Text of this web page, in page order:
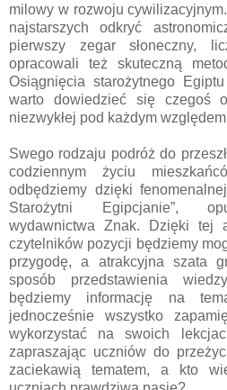
milowy w rozwoju
najstarszych odkryć
pierwszy zegar słoneczny,
opracowali też skuteczną
Osiągnięcia starożytnego
warto dowiedzieć się czegoś
niezwykłej pod każdym
Swego rodzaju podróż do
codziennym życiu
odbędziemy dzięki
Starożytni Egipcjanie”,
wydawnictwa Znak. Dzięki tej
czytelników pozycji będziemy
przygodę, a atrakcyjna szata
sposób przedstawienia
będziemy informację na
jednocześnie wszystko
wykorzystać na swoich
zapraszając uczniów do
zaciekawią tematem, a kto